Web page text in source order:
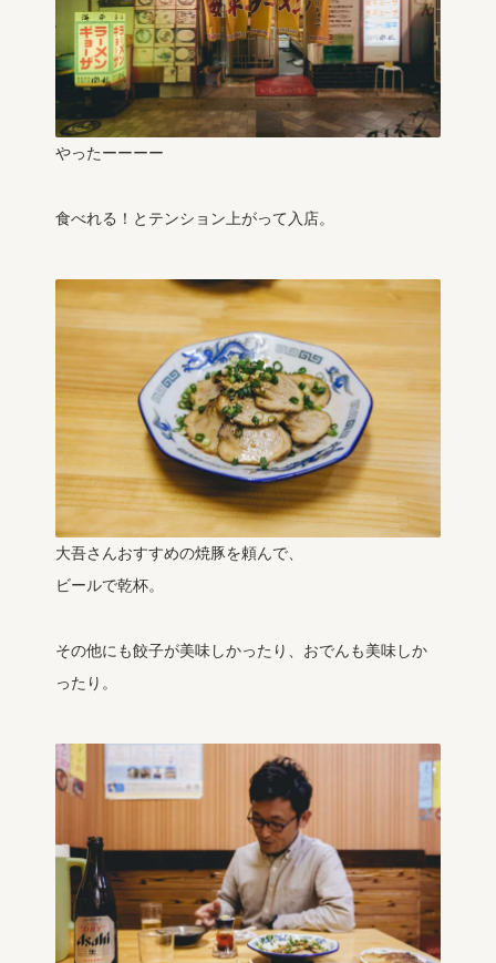
やったーーーー
食べれる！とテンション上がって入店。
大吾さんおすすめの焼豚を頼んで、
ビールで乾杯。
その他にも餃子が美味しかったり、おでんも美味しか
ったり。